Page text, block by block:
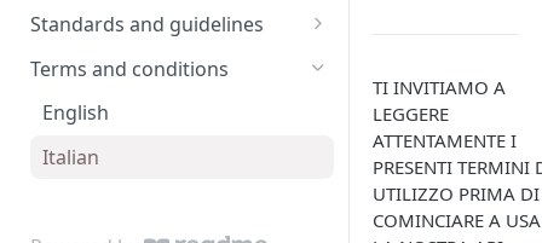
Setting up the API
Authentication
Uploading files
Standards and guidelines
Data types
Errors
Pagination and sorting
Terms and conditions
English
Italian
TI INVITIAMO A
LEGGERE
ATTENTAMENTE I
PRESENTI TERMINI
UTILIZZO PRIMA DI
COMINCIARE A